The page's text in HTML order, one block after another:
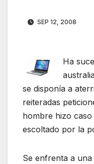
SEP 12, 2008
Ha
se disponía a
reiteradas
hombre hizo
escoltado por la
Se enfrenta a